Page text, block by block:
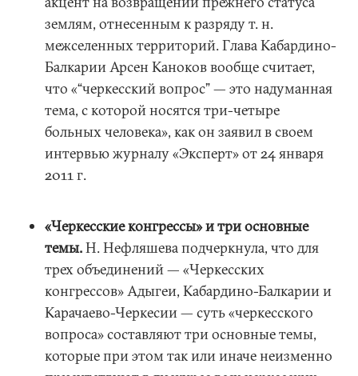
землям, отнесенным к разряду т. н.
межселенных территорий. Глава Кабардино-
Балкарии Арсен Каноков вообще считает,
что «“черкесский вопрос” — это надуманная
тема, с которой носятся три-четыре
больных человека», как он заявил в своем
интервью журналу «Эксперт» от 24 января
2011 г.
«Черкесские конгрессы» и три основные
темы.Н. Нефляшева подчеркнула, что для
трех объединений — «Черкесских
конгрессов» Адыгеи, Кабардино-Балкарии и
Карачаево-Черкесии — суть «черкесского
вопроса» составляют три основные темы,
которые при этом так или иначе неизменно